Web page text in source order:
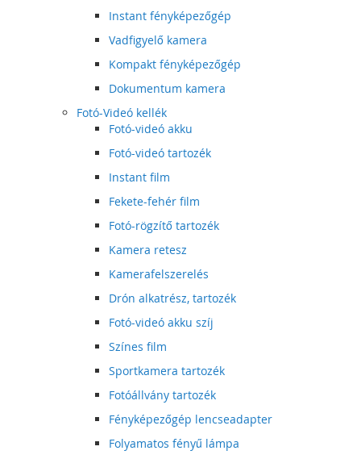
Instant fényképezőgép
Vadfigyelő kamera
Kompakt fényképezőgép
Dokumentum kamera
Fotó-Videó kellék
Fotó-videó akku
Fotó-videó tartozék
Instant film
Fekete-fehér film
Fotó-rögzítő tartozék
Kamera retesz
Kamerafelszerelés
Drón alkatrész, tartozék
Fotó-videó akku szíj
Színes film
Sportkamera tartozék
Fotóállvány tartozék
Fényképezőgép lencseadapter
Folyamatos fényű lámpa